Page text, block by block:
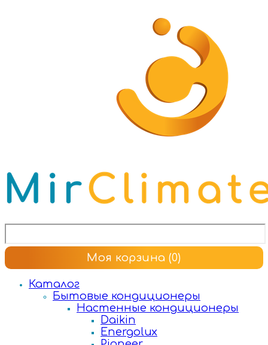
Моя корзина (0)
Каталог
Бытовые кондиционеры
Настенные кондиционеры
Daikin
Energolux